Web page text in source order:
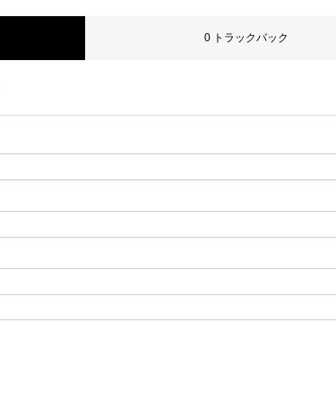
0 トラックバック